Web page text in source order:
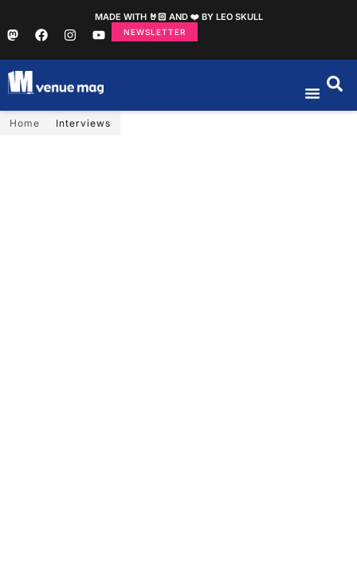
MADE WITH 🤘🏻 AND ❤️ BY LEO SKULL
NEWSLETTER
Home Interviews